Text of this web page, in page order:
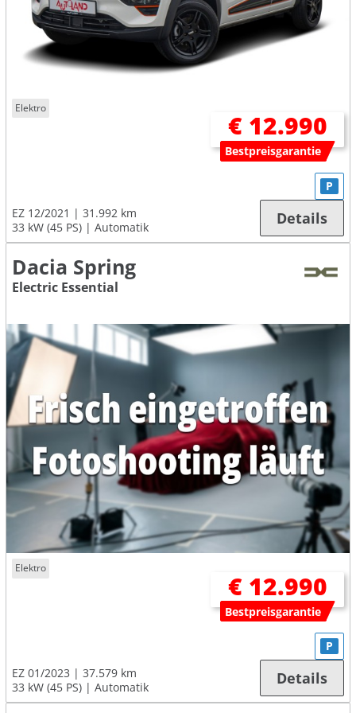
Elektro
€ 12.990
Bestpreisgarantie
EZ 12/2021
31.992 km
33 kW (45 PS)
Automatik
P
Details
Dacia Spring
Electric Essential
Elektro
€ 12.990
Bestpreisgarantie
EZ 01/2023
37.579 km
33 kW (45 PS)
Automatik
P
Details